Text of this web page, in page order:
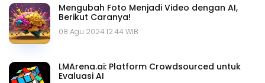
Mengubah Foto Menjadi Video dengan AI,
Berikut Caranya!
08 Agu 2024 12.44 WIB
LMArena.ai: Platform Crowdsourced untuk
Evaluasi AI